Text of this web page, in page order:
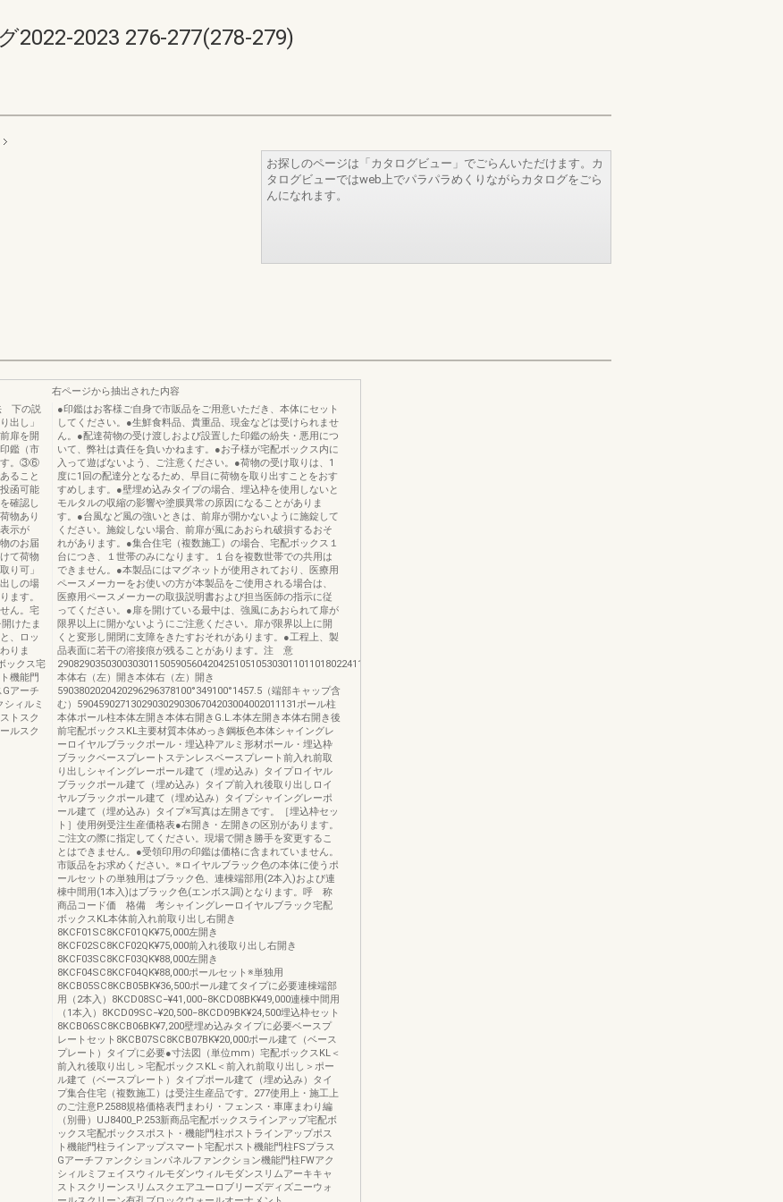
2022-2023 276-277(278-279)
お探しのページは「カタログビュー」でごらんいただけます。カ
タログビューではweb上でパラパラめくりながらカタログをごら
んになれます。
下の説
出し」
扉を開
鑑（市
す。③⑥
ること
函可能
確認し
物あり
示が
のお届
て荷物
り可」
しの場
ます。
ん。宅
けたま
、ロッ
りま
ックス宅
機能門
アーチ
シィルミ
トスク
ルスク
右ページから抽出された内容
●印鑑はお客様ご自身で市販品をご用意いただき、本体にセット
してください。●生鮮食料品、貴重品、現金などは受けられませ
ん。●配達荷物の受け渡しおよび設置した印鑑の紛失・悪用につ
いて、弊社は責任を負いかねます。●お子様が宅配ボックス内に
入って遊ばないよう、ご注意ください。●荷物の受け取りは、1
度に1回の配達分となるため、早目に荷物を取り出すことをおす
すめします。●壁埋め込みタイプの場合、埋込枠を使用しないと
モルタルの収縮の影響や塗膜異常の原因になることがありま
す。●台風など風の強いときは、前扉が開かないように施錠して
ください。施錠しない場合、前扉が風にあおられ破損するおそ
れがあります。●集合住宅（複数施工）の場合、宅配ボックス１
台につき、１世帯のみになります。１台を複数世帯での共用は
できません。●本製品にはマグネットが使用されており、医療用
ペースメーカーをお使いの方が本製品をご使用される場合は、
医療用ペースメーカーの取扱説明書および担当医師の指示に従
ってください。●扉を開けている最中は、強風にあおられて扉が
限界以上に開かないようにご注意ください。扉が限界以上に開
くと変形し開閉に支障をきたすおそれがあります。●工程上、製
品表面に若干の溶接痕が残ることがあります。注 意
29082903503003030115059056042042510510530301101101802241108659030142040020399296349100°301
本体右（左）開き本体右（左）開き
5903802020420296296378100°349100°1457.5（端部キャップ含
む）59045902713029030290306704203004002011131ポール柱
本体ポール柱本体左開き本体右開きG.L.本体左開き本体右開き後
前宅配ボックスKL主要材質本体めっき鋼板色本体シャイングレ
ーロイヤルブラックポール・埋込枠アルミ形材ポール・埋込枠
ブラックベースプレートステンレスベースプレート前入れ前取
り出しシャイングレーポール建て（埋め込み）タイプロイヤル
ブラックポール建て（埋め込み）タイプ前入れ後取り出しロイ
ヤルブラックポール建て（埋め込み）タイプシャイングレーポ
ール建て（埋め込み）タイプ※写真は左開きです。［埋込枠セッ
ト］使用例受注生産価格表●右開き・左開きの区別があります。
ご注文の際に指定してください。現場で開き勝手を変更するこ
とはできません。●受領印用の印鑑は価格に含まれていません。
市販品をお求めください。※ロイヤルブラック色の本体に使うポ
ールセットの単独用はブラック色、連棟端部用(2本入)および連
棟中間用(1本入)はブラック色(エンボス調)となります。呼 称
商品コード価 格備 考シャイングレーロイヤルブラック宅配
ボックスKL本体前入れ前取り出し右開き
8KCF01SC8KCF01QK¥75,000左開き
8KCF02SC8KCF02QK¥75,000前入れ後取り出し右開き
8KCF03SC8KCF03QK¥88,000左開き
8KCF04SC8KCF04QK¥88,000ポールセット※単独用
8KCB05SC8KCB05BK¥36,500ポール建てタイプに必要連棟端部
用（2本入）8KCD08SC−¥41,000−8KCD08BK¥49,000連棟中間用
（1本入）8KCD09SC−¥20,500−8KCD09BK¥24,500埋込枠セット
8KCB06SC8KCB06BK¥7,200壁埋め込みタイプに必要ベースプ
レートセット8KCB07SC8KCB07BK¥20,000ポール建て（ベース
プレート）タイプに必要●寸法図（単位mm）宅配ボックスKL＜
前入れ後取り出し＞宅配ボックスKL＜前入れ前取り出し＞ポー
ル建て（ベースプレート）タイプポール建て（埋め込み）タイ
プ集合住宅（複数施工）は受注生産品です。277使用上・施工上
のご注意P.2588規格価格表門まわり・フェンス・車庫まわり編
（別冊）UJ8400_P.253新商品宅配ボックスラインアップ宅配ボ
ックス宅配ボックスポスト・機能門柱ポストラインアップポス
ト機能門柱ラインアップスマート宅配ポスト機能門柱FSプラス
Gアーチファンクションパネルファンクション機能門柱FWアク
シィルミフェイスウィルモダンウィルモダンスリムアーキキャ
ストスクリーンスリムスクエアユーロブリーズディズニーウォ